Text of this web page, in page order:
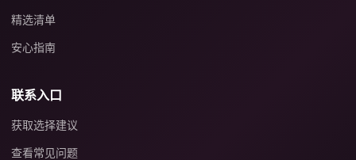
精选清单
安心指南
联系入口
获取选择建议
查看常见问题